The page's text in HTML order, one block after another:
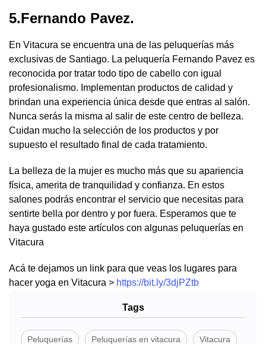
5.Fernando Pavez.
En Vitacura se encuentra una de las peluquerías más
exclusivas de Santiago. La peluquería Fernando Pavez es
reconocida por tratar todo tipo de cabello con igual
profesionalismo. Implementan productos de calidad y
brindan una experiencia única desde que entras al salón.
Nunca serás la misma al salir de este centro de belleza.
Cuidan mucho la selección de los productos y por
supuesto el resultado final de cada tratamiento.
La belleza de la mujer es mucho más que su apariencia
física, amerita de tranquilidad y confianza. En estos
salones podrás encontrar el servicio que necesitas para
sentirte bella por dentro y por fuera. Esperamos que te
haya gustado este artículos con algunas peluquerías en
Vitacura
Acá te dejamos un link para que veas los lugares para
hacer yoga en Vitacura > https://bit.ly/3djPZtb
Tags
Peluquerías Peluquerías en vitacura Vitacura